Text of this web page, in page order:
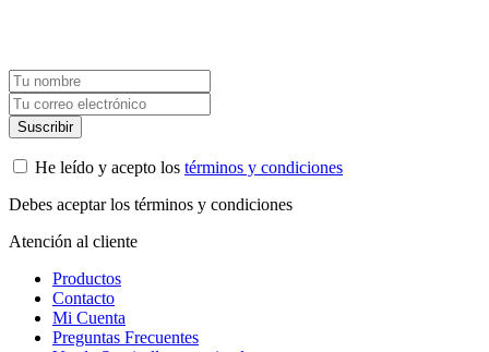
He leído y acepto los términos y condiciones
Debes aceptar los términos y condiciones
Atención al cliente
Productos
Contacto
Mi Cuenta
Preguntas Frecuentes